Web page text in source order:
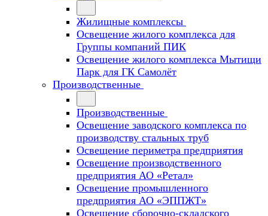
Жилищные комплексы
Освещение жилого комплекса для
Группы компаний ПИК
Освещение жилого комплекса Мытищи
Парк для ГК Самолёт
Производственные
Производственные
Освещение заводского комплекса по
производству стальных труб
Освещение периметра предприятия
Освещение производственного
предприятия АО «Ретал»
Освещение промышленного
предприятия АО «ЭППЖТ»
Освещение сборочно-складского